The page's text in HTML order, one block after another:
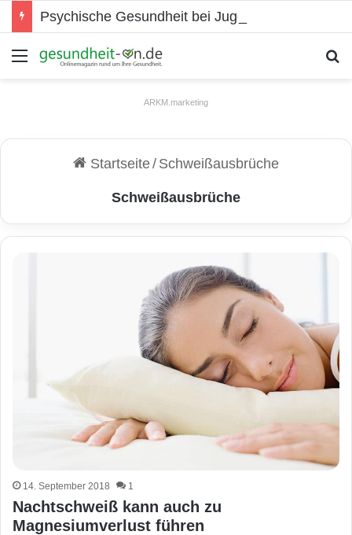
Psychische Gesundheit bei Jugendlichen
Menü
ARKM.marketing
Startseite/ Schweißausbrüche
Schweißausbrüche
14. September 2018 1
Nachtschweiß kann auch zu
Magnesiumverlust führen